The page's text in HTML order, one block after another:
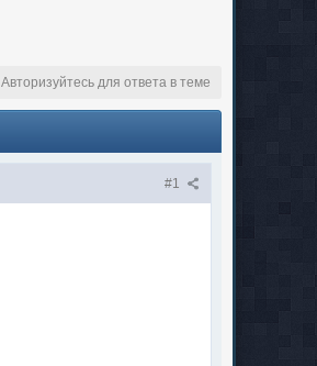
Авторизуйтесь для ответа в теме
#1